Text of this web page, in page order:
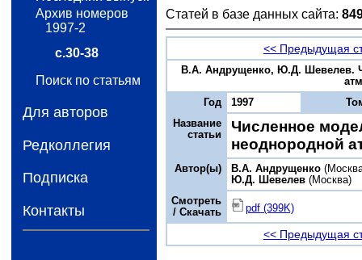
Архив номеров
1997-2
с.30-38
Поиск по статьям
Для авторов
Редколлегия
Подписка
Контакты
Статей в базе данных сайта:
<< Предыдущая
B.А. Андрущенко, Ю.Д. Шевелев.
Год
1997
Название
статьи
Численное
неоднородной
Автор(ы) B.А. Андрущенко
Ю.Д. Шевелев (Москва)
Смотреть
/ Скачать
pdf (399K)
<< Предыдущая